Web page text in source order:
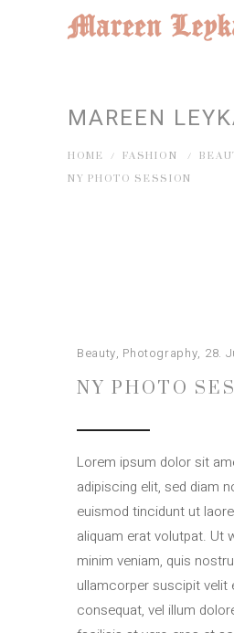
MAREEN
HOME /FASHION /
NY PHOTO SESSION
Beauty, Photography 28.
NY PHOTO
Lorem ipsum dolor sit
adipiscing elit, sed diam
euismod tincidunt ut
aliquam erat volutpat. Ut
minim veniam, quis
ullamcorper suscipit velit
consequat, vel illum